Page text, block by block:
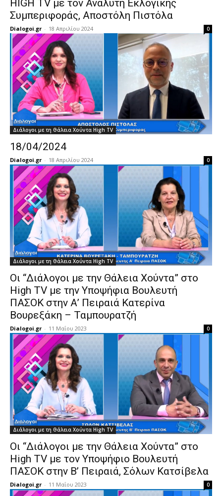
HIGH TV με τον Αναλυτή Εκλογικής
Συμπεριφοράς, Αποστόλη Πιστόλα
Dialogoi.gr - 18 Απριλίου 2024 0
Διάλογοι με τη Θάλεια Χούντα High TV
18/04/2024
Dialogoi.gr - 18 Απριλίου 2024 0
Διάλογοι με τη Θάλεια Χούντα High TV
Οι “Διάλογοι με την Θάλεια Χούντα” στο
High TV με την Υποψήφια Βουλευτή
ΠΑΣΟΚ στην Α’ Πειραιά Κατερίνα
Βουρεξάκη – Ταμπουρατζή
Dialogoi.gr - 11 Μαΐου 2023 0
Διάλογοι με τη Θάλεια Χούντα High TV
Οι “Διάλογοι με την Θάλεια Χούντα” στο
High TV με τον Υποψήφιο Βουλευτή
ΠΑΣΟΚ στην Β’ Πειραιά, Σόλων Κατσίβελα
Dialogoi.gr - 11 Μαΐου 2023 0